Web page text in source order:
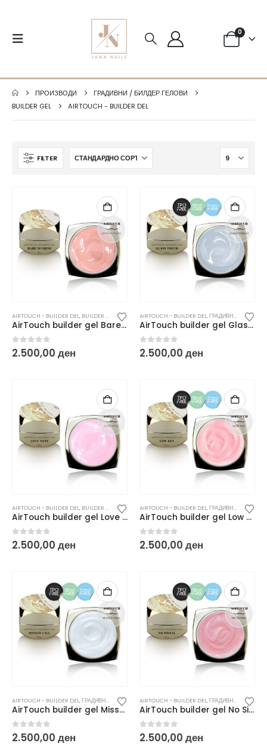
0
ПРОИЗВОДИ
ГРАДИВНИ / БИЛДЕР ГЕЛОВИ
BUILDER GEL
AIRTOUCH - BUILDER DEL
FILTER
AIRTOUCH - BUILDER DEL, BUILDER GEL ГРАДИВНИ / БИЛДЕР ГЕЛОВИ, НОВО
AirTouch builder gel Bare Sunrise – 50 g
0 out of 5
2.500,00 ден
AIRTOUCH - BUILDER DEL,ГРАДИВНИ / БИЛДЕР ГЕЛОВИ
AirTouch builder gel Glass Touch – 50 g / Clear /
0 out of 5
2.500,00 ден
AIRTOUCH - BUILDER DEL, BUILDER GEL ГРАДИВНИ / БИЛДЕР ГЕЛОВИ, НОВО
AirTouch builder gel Love Note – 50 g
0 out of 5
2.500,00 ден
AIRTOUCH - BUILDER DEL,ГРАДИВНИ / БИЛДЕР ГЕЛОВИ
AirTouch builder gel Low Key – 50 g
0 out of 5
2.500,00 ден
AIRTOUCH - BUILDER DEL,ГРАДИВНИ / БИЛДЕР ГЕЛОВИ
AirTouch builder gel Missed Call – 50 g
0 out of 5
2.500,00 ден
AIRTOUCH - BUILDER DEL,ГРАДИВНИ / БИЛДЕР ГЕЛОВИ
AirTouch builder gel No Signal – 50 g
0 out of 5
2.500,00 ден